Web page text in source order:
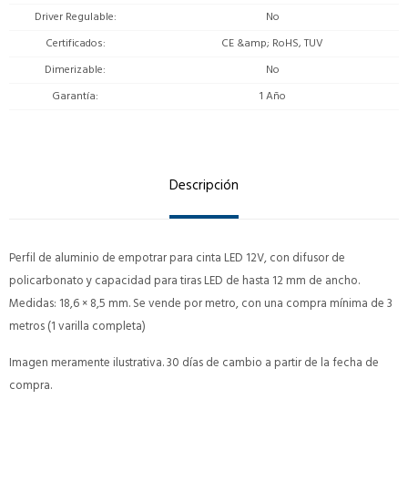
Driver Regulable
No
Certificados
CE &amp; RoHS, TUV
Dimerizable
No
Garantía
1 Año
Descripción
Perfil de aluminio de empotrar para cinta LED 12V, con difusor de
policarbonato y capacidad para tiras LED de hasta 12 mm de ancho.
Medidas: 18,6 × 8,5 mm. Se vende por metro, con una compra mínima de 3
metros (1 varilla completa)
Imagen meramente ilustrativa. 30 días de cambio a partir de la fecha de
compra.